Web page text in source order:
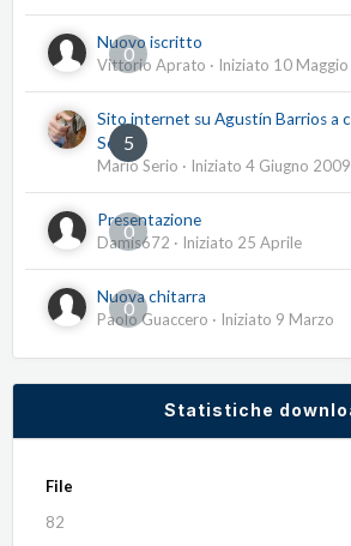
0
Nuovo iscritto
Vittorio Aprato · Iniziato 10 Maggio
5
Sito internet su Agustín Barrios a
Serio
Mario Serio · Iniziato 4 Giugno 2009
0
Presentazione
Damis672 · Iniziato 25 Aprile
0
Nuova chitarra
Paolo Guaccero · Iniziato 9 Marzo
Statistiche
File
82